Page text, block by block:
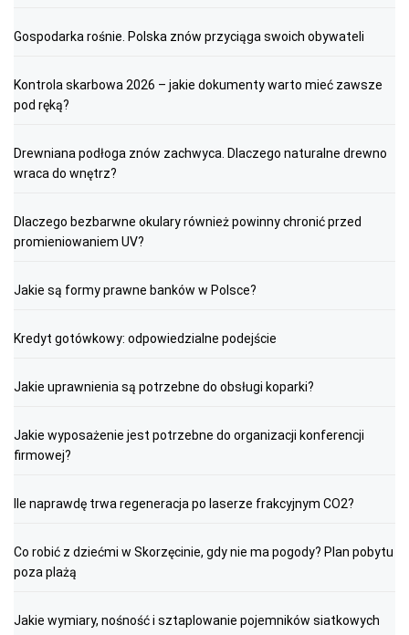
Gospodarka rośnie. Polska znów przyciąga swoich obywateli
Kontrola skarbowa 2026 – jakie dokumenty warto mieć zawsze
pod ręką?
Drewniana podłoga znów zachwyca. Dlaczego naturalne drewno
wraca do wnętrz?
Dlaczego bezbarwne okulary również powinny chronić przed
promieniowaniem UV?
Jakie są formy prawne banków w Polsce?
Kredyt gotówkowy: odpowiedzialne podejście
Jakie uprawnienia są potrzebne do obsługi koparki?
Jakie wyposażenie jest potrzebne do organizacji konferencji
firmowej?
Ile naprawdę trwa regeneracja po laserze frakcyjnym CO2?
Co robić z dziećmi w Skorzęcinie, gdy nie ma pogody? Plan pobytu
poza plażą
Jakie wymiary, nośność i sztaplowanie pojemników siatkowych